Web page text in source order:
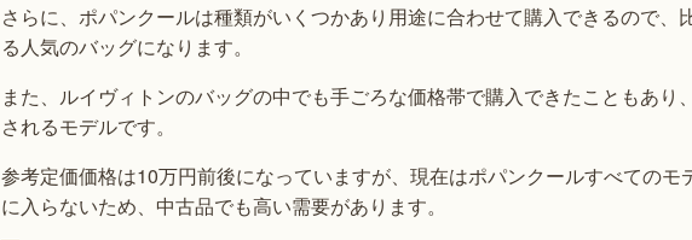
さらに、ポパンクールは種類がいくつかあり用途に合わせて購入できるので、
る人気のバッグになります。
また、ルイヴィトンのバッグの中でも手ごろな価格帯で購入できたこともあり
されるモデルです。
参考定価価格は10万円前後になっていますが、現在はポパンクールすべての
に入らないため、中古品でも高い需要があります。